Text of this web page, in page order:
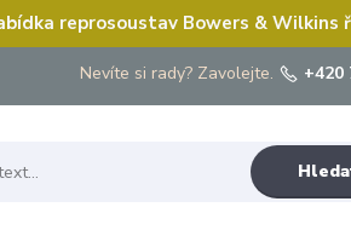
reprosoustav Bowers & Wilkins
Nevíte si rady? Zavolejte. +420